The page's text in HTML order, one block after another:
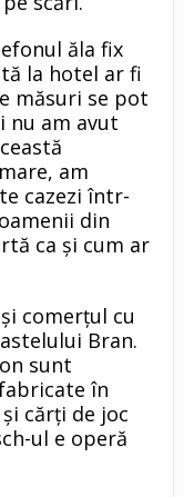
ăla fix
la hotel ar fi
măsuri se pot
nu am avut
am
cazezi într-
din
ca şi cum ar
comerţul cu
Bran.
sunt
în
cărţi de joc
ul e operă